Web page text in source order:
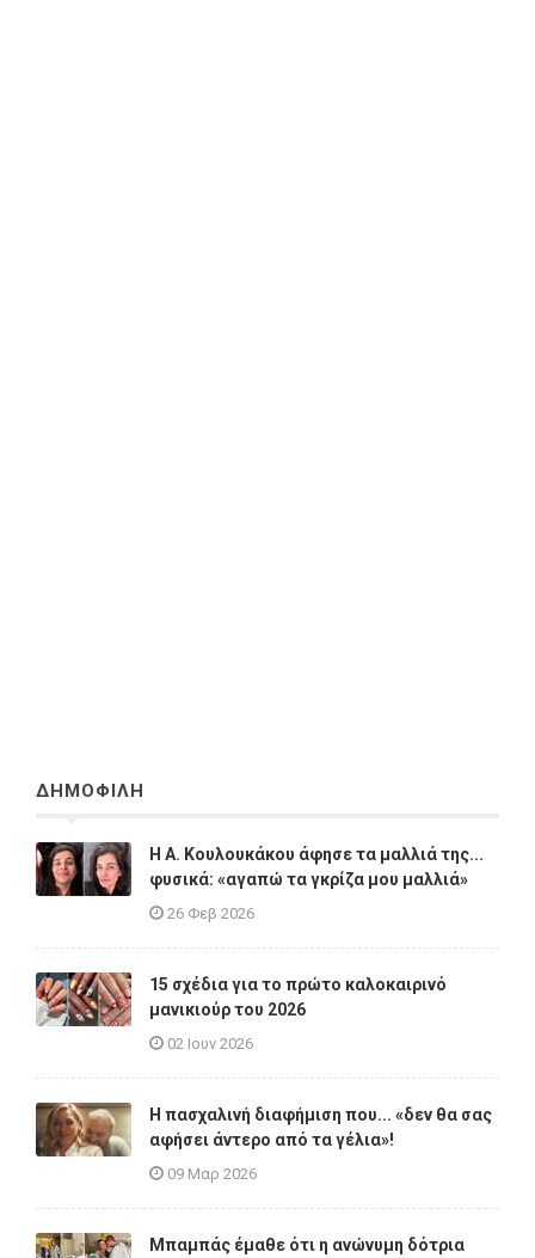
ΔΗΜΟΦΙΛΗ
Η A. Κουλουκάκου άφησε τα μαλλιά της...
φυσικά: «αγαπώ τα γκρίζα μου μαλλιά»
26 Φεβ 2026
15 σχέδια για το πρώτο καλοκαιρινό
μανικιούρ του 2026
02 Ιουν 2026
Η πασχαλινή διαφήμιση που... «δεν θα σας
αφήσει άντερο από τα γέλια»!
09 Μαρ 2026
Μπαμπάς έμαθε ότι η ανώνυμη δότρια